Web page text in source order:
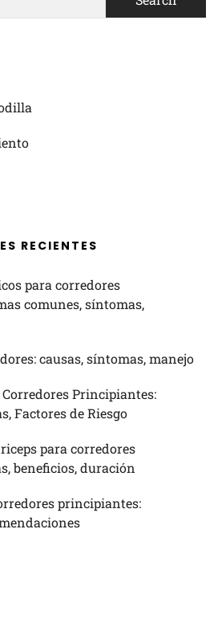
RECIENTES
para corredores
comunes, síntomas,
causas, síntomas, manejo
Principiantes:
Factores de Riesgo
para corredores
beneficios, duración
principiantes: